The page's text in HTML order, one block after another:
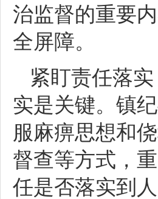
治监督的重要
全屏障。
紧盯责任落
实是关键。镇
服麻痹思想和
督查等方式，
任是否落实到